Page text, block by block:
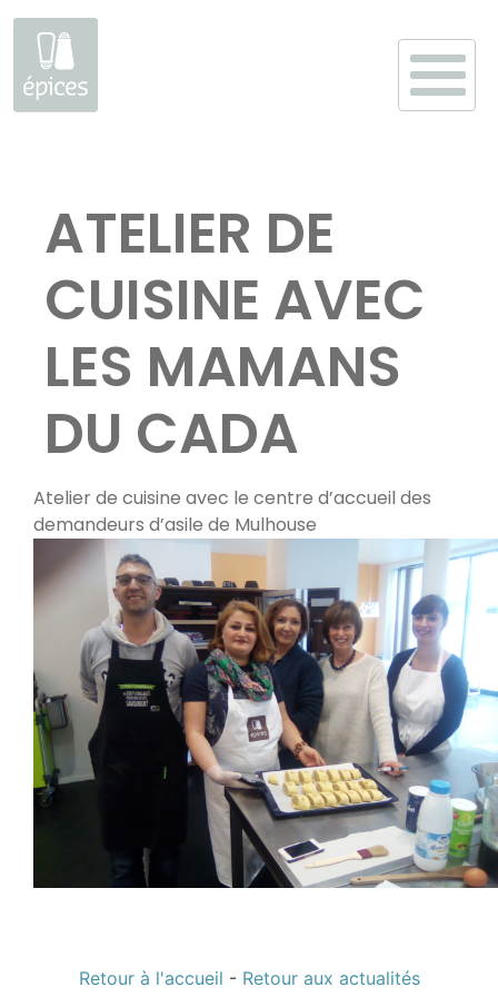
contenuATELIER DE
CUISINE AVEC
LES MAMANS
DU CADA
Atelier de cuisine avec le centre d’accueil des
demandeurs d’asile de Mulhouse
Retour à l'accueil - Retour aux actualités